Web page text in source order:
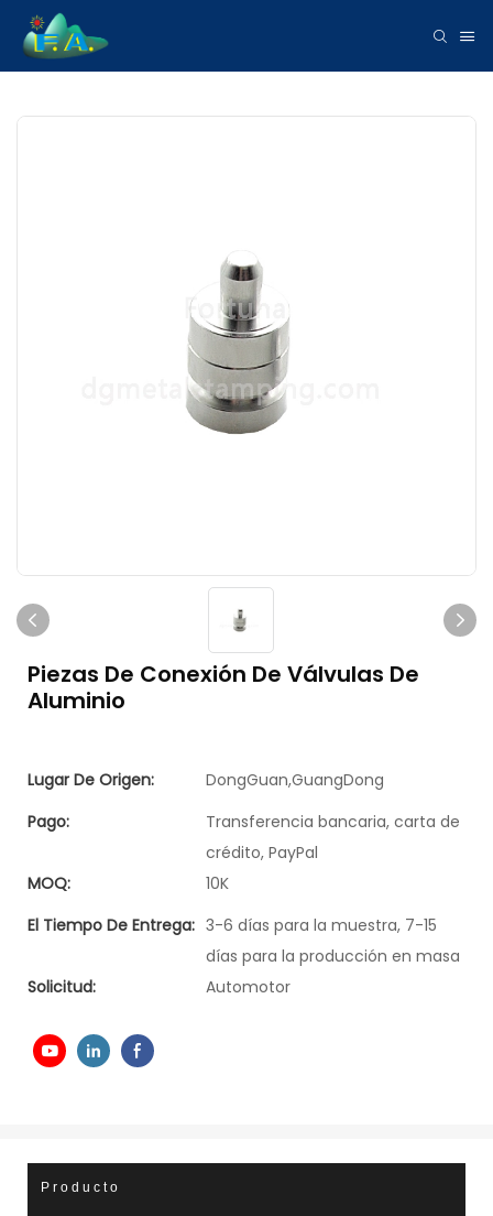
Piezas De Conexión De Válvulas De
Aluminio
Lugar De Origen:
DongGuan,GuangDong
Pago:
Transferencia bancaria, carta de
crédito, PayPal
MOQ:
10K
El Tiempo De Entrega: 3-6 días para la muestra, 7-15
días para la producción en masa
Solicitud:
Automotor
Producto